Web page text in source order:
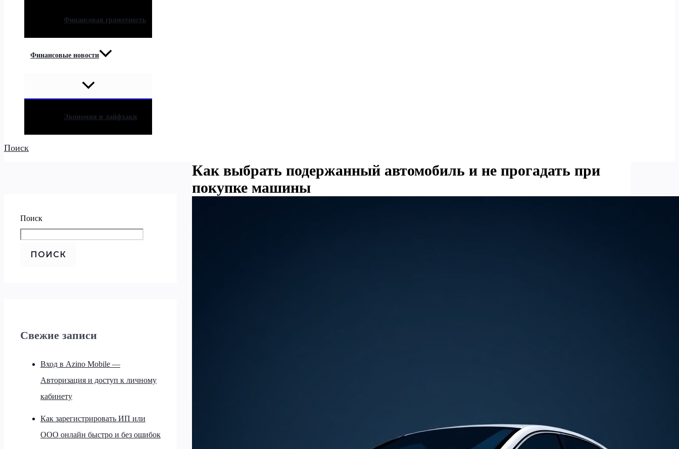
Финансовая грамотность
Финансовые новости
Экономия и лайфхаки
Поиск
Поиск
ПОИСК
Свежие записи
Вход в Azino Mobile —
Авторизация и доступ к личному
кабинету
Как зарегистрировать ИП или
ООО онлайн быстро и без ошибок
Как выбрать подержанный автомобиль и не прогадать при
покупке машины